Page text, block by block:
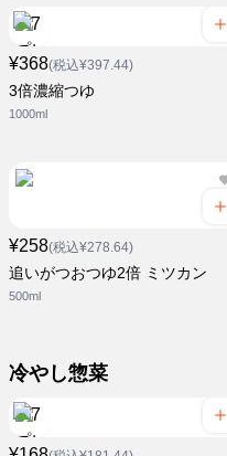
¥368(税込¥397.44)
3倍濃縮つゆ
1000ml
¥258(税込¥278.64)
追いがつおつゆ2倍 ミツカン
500ml
冷やし惣菜